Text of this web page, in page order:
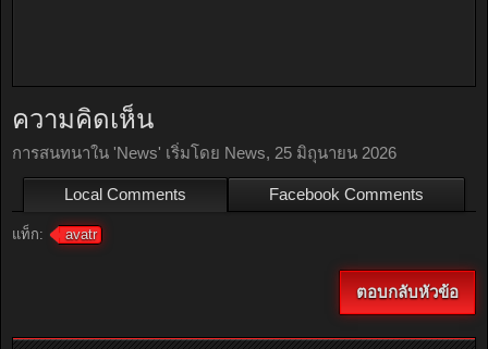
ความคิดเห็น
การสนทนาใน 'News' เริ่มโดย News, 25 มิถุนายน 2026
Local Comments Facebook Comments
แท็ก: avatr
ตอบกลับหัวข้อ